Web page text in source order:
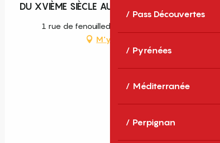
Pass Découvertes
Pyrénées
Méditerranée
Perpignan
DU XVIÈME SIÈCLE AU COEUR DU VILLAGE
1 rue de fenouilledes, 66300 Ponteilla
M'y rendre